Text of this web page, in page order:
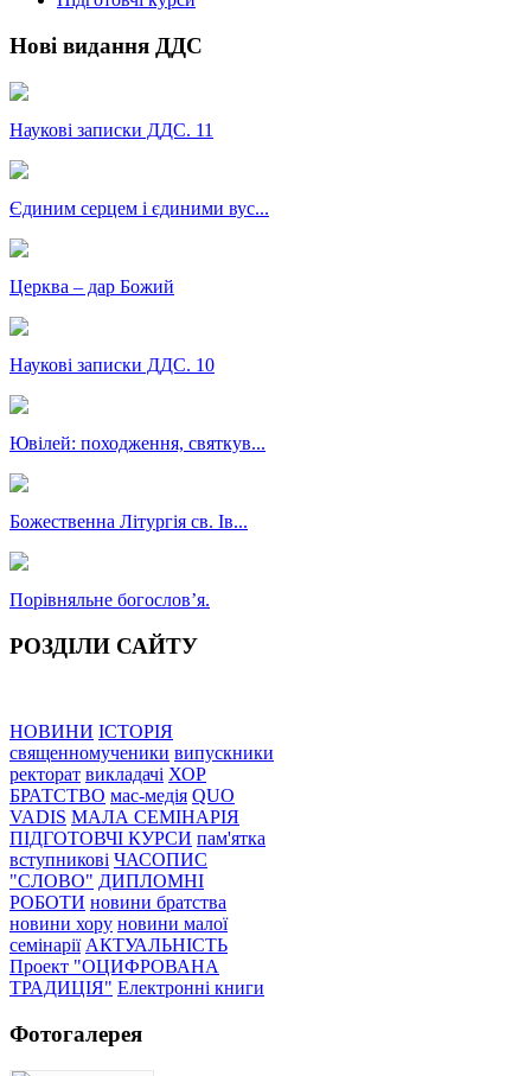
Нові видання ДДС
Наукові записки ДДС. 11
Єдиним серцем і єдиними вус...
Церква – дар Божий
Наукові записки ДДС. 10
Ювілей: походження, святкув...
Божественна Літургія св. Ів...
Порівняльне богословʼя.
РОЗДІЛИ САЙТУ
НОВИНИ ІСТОРІЯ
священномученики випускники
ректорат викладачі ХОР
БРАТСТВО мас-медія QUO
VADIS МАЛА СЕМІНАРІЯ
ПІДГОТОВЧІ КУРСИ пам'ятка
вступникові ЧАСОПИС
"СЛОВО" ДИПЛОМНІ
РОБОТИ новини братства
новини хору новини малої
семінарії АКТУАЛЬНІСТЬ
Проект "ОЦИФРОВАНА
ТРАДИЦІЯ" Електронні книги
Фотогалерея